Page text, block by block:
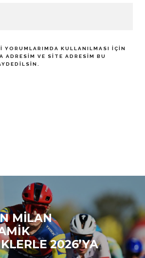
YORUMLARIMDA KULLANILMASI IÇIN
ADRESIM VE SITE ADRESIM BU
MILAN
2026’YA